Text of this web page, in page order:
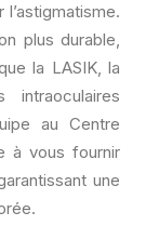
plus durable,
la LASIK, la
intraoculaires
au Centre
à vous fournir
une